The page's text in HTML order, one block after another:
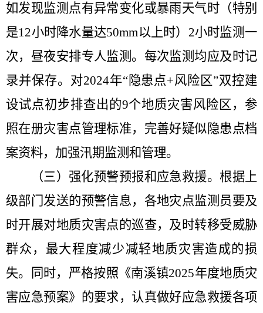
如发现监测点有异常变化或暴雨天气时（特别
是12小时降水量达50mm以上时） 2小时监测一
次，昼夜安排专人监测。每次监测均应及时记
录并保存。对2024年“隐患点+风险区”双控建
设试点初步排查出的9个地质灾害风险区，参
照在册灾害点管理标准，完善好疑似隐患点档
案资料，加强汛期监测和管理。
（三）强化预警预报和应急救援。根据上
级部门发送的预警信息，各地灾点监测员要及
时开展对地质灾害点的巡查，及时转移受威胁
群众，最大程度减少减轻地质灾害造成的损
失。同时，严格按照《南溪镇2025年度地质灾
害应急预案》的要求，认真做好应急救援各项